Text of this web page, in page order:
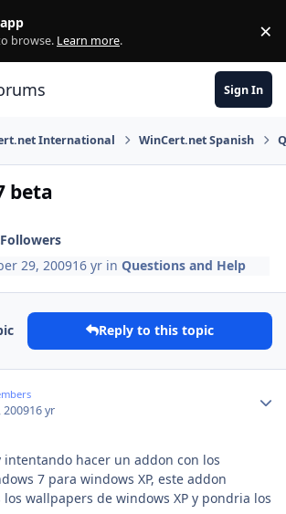
browse. Learn more. ×
Sign In
International WinCert.net Spanish
beta
Followers
29, 200916 yr inQuestions and Help
Reply to this topic
200916 yr
intentando hacer un addon con los
7 para windows XP, este addon
wallpapers de windows XP y pondria los